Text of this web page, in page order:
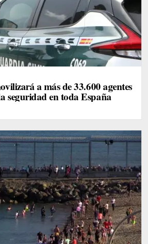
a más de 33.600 agentes
seguridad en toda España